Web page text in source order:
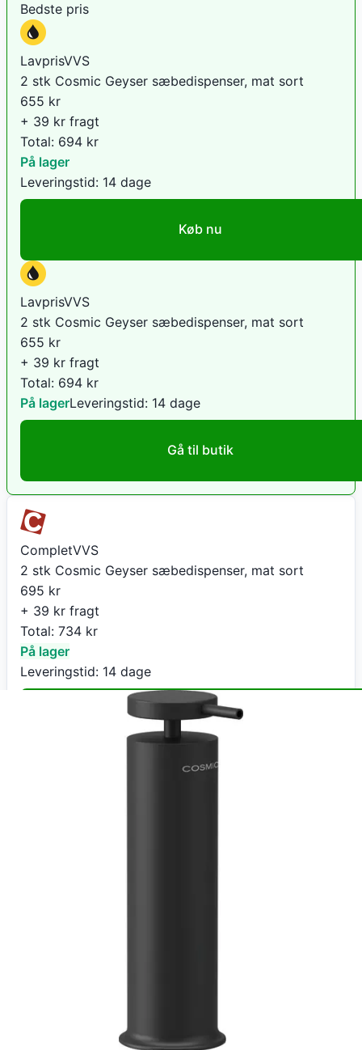
Bedste pris
LavprisVVS
2 stk Cosmic Geyser sæbedispenser, mat sort
655 kr
+ 39 kr fragt
Total: 694 kr
På lager
Leveringstid: 14 dage
Køb nu
LavprisVVS
2 stk Cosmic Geyser sæbedispenser, mat sort
655 kr
+ 39 kr fragt
Total: 694 kr
På lagerLeveringstid: 14 dage
Gå til butik
CompletVVS
2 stk Cosmic Geyser sæbedispenser, mat sort
695 kr
+ 39 kr fragt
Total: 734 kr
På lager
Leveringstid: 14 dage
Køb nu